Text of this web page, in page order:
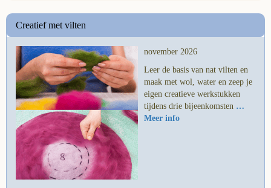
Creatief met vilten
november 2026
Leer de basis van nat vilten en
maak met wol, water en zeep je
eigen creatieve werkstukken
tijdens drie bijeenkomsten …
Meer info